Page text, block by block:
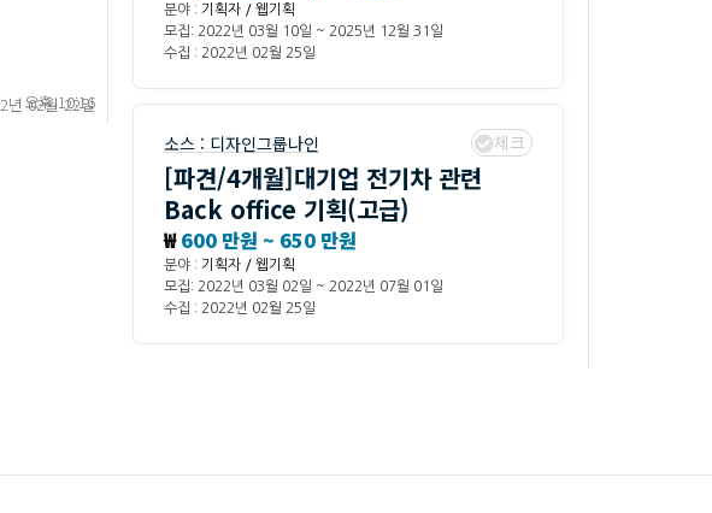
년 02월 22일
오후 10:16
분야 : 기획자 / 웹기획
모집: 2022년 03월 10일 ~ 2025년 12월 31일
수집 : 2022년 02월 25일
소스 : 디자인그룹나인 체크
[파견/4개월]대기업 전기차 관련
Back office 기획(고급)
₩600 만원 ~ 650 만원
분야 : 기획자 / 웹기획
모집: 2022년 03월 02일 ~ 2022년 07월 01일
수집 : 2022년 02월 25일